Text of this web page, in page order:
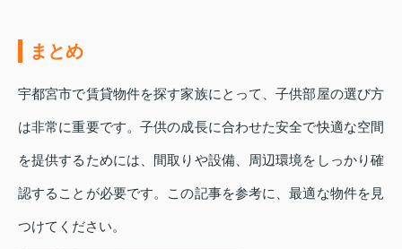
まとめ
宇都宮市で賃貸物件を探す家族にとって、子供部屋の選び方
は非常に重要です。子供の成長に合わせた安全で快適な空間
を提供するためには、間取りや設備、周辺環境をしっかり確
認することが必要です。この記事を参考に、最適な物件を見
つけてください。